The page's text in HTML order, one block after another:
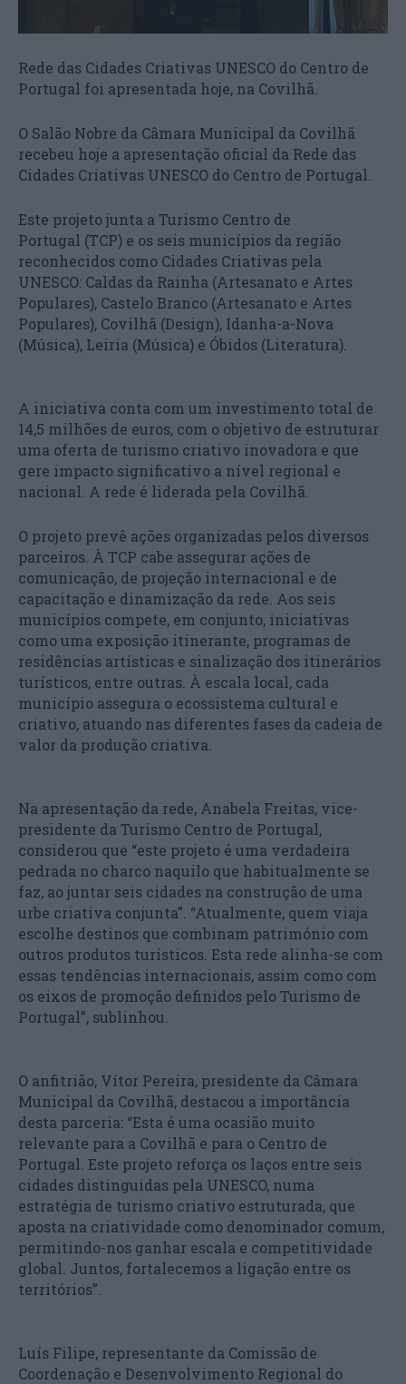
Rede das Cidades Criativas UNESCO do Centro de
Portugal foi apresentada hoje, na Covilhã.
O Salão Nobre da Câmara Municipal da Covilhã
recebeu hoje a apresentação oficial da Rede das
Cidades Criativas UNESCO do Centro de Portugal.
Este projeto junta a Turismo Centro de
Portugal (TCP) e os seis municípios da região
reconhecidos como Cidades Criativas pela
UNESCO: Caldas da Rainha (Artesanato e Artes
Populares), Castelo Branco (Artesanato e Artes
Populares), Covilhã (Design), Idanha-a-Nova
(Música), Leiria (Música) e Óbidos (Literatura).
A iniciativa conta com um investimento total de
14,5 milhões de euros, com o objetivo de estruturar
uma oferta de turismo criativo inovadora e que
gere impacto significativo a nível regional e
nacional. A rede é liderada pela Covilhã.
O projeto prevê ações organizadas pelos diversos
parceiros. À TCP cabe assegurar ações de
comunicação, de projeção internacional e de
capacitação e dinamização da rede. Aos seis
municípios compete, em conjunto, iniciativas
como uma exposição itinerante, programas de
residências artísticas e sinalização dos itinerários
turísticos, entre outras. À escala local, cada
município assegura o ecossistema cultural e
criativo, atuando nas diferentes fases da cadeia de
valor da produção criativa.
Na apresentação da rede, Anabela Freitas, vice-
presidente da Turismo Centro de Portugal,
considerou que “este projeto é uma verdadeira
pedrada no charco naquilo que habitualmente se
faz, ao juntar seis cidades na construção de uma
urbe criativa conjunta”. “Atualmente, quem viaja
escolhe destinos que combinam património com
outros produtos turísticos. Esta rede alinha-se com
essas tendências internacionais, assim como com
os eixos de promoção definidos pelo Turismo de
Portugal”, sublinhou.
O anfitrião, Vítor Pereira, presidente da Câmara
Municipal da Covilhã, destacou a importância
desta parceria: “Esta é uma ocasião muito
relevante para a Covilhã e para o Centro de
Portugal. Este projeto reforça os laços entre seis
cidades distinguidas pela UNESCO, numa
estratégia de turismo criativo estruturada, que
aposta na criatividade como denominador comum,
permitindo-nos ganhar escala e competitividade
global. Juntos, fortalecemos a ligação entre os
territórios”.
Luís Filipe, representante da Comissão de
Coordenação e Desenvolvimento Regional do